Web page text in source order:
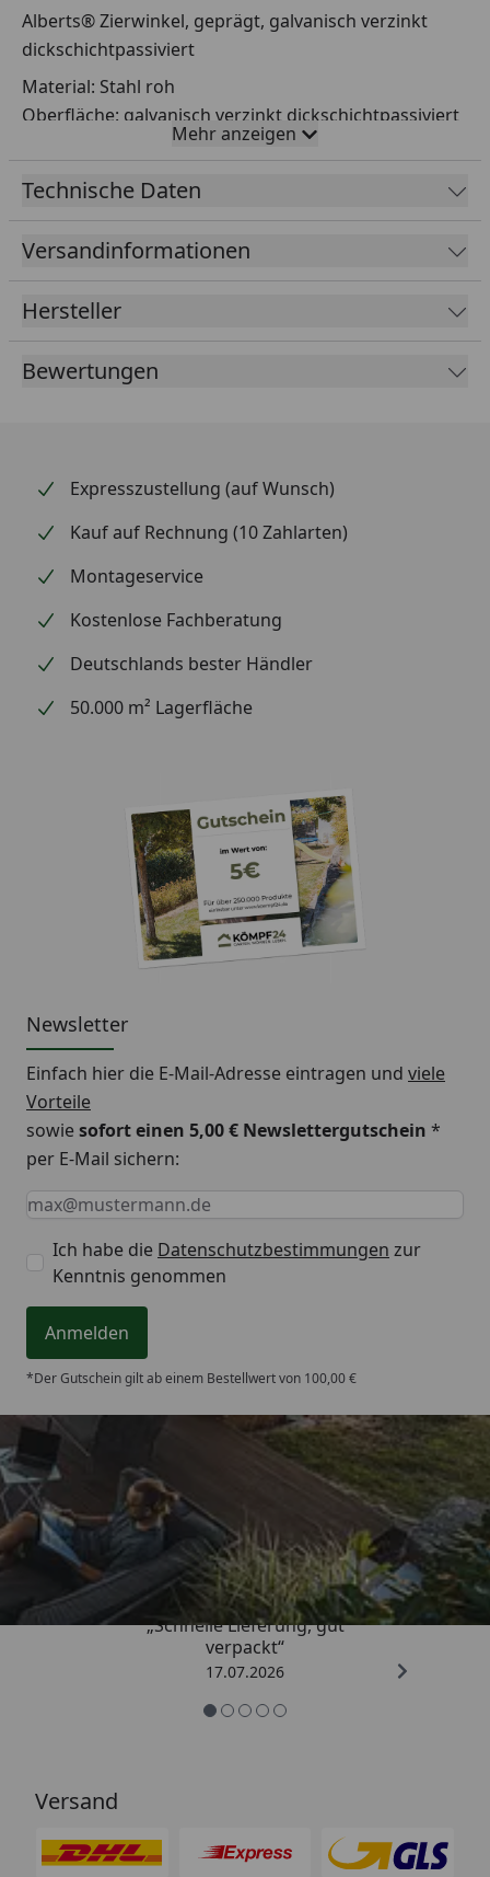
Alberts® Zierwinkel, geprägt, galvanisch verzinkt
dickschichtpassiviert
Material: Stahl roh
Oberfläche: galvanisch verzinkt dickschichtpassiviert
Breite: 20 mm
Materialstärke: 1,00 mm
Anzahl Löcher: 4
Loch: ⌀5,3 mm gesenkt
Mehr anzeigen
Technische Daten
Versandinformationen
Hersteller
Bewertungen
Expresszustellung (auf Wunsch)
Kauf auf Rechnung (10 Zahlarten)
Montageservice
Kostenlose Fachberatung
Deutschlands bester Händler
50.000 m² Lagerfläche
Newsletter
Einfach hier die E-Mail-Adresse eintragen und viele
Vorteile
sowiesofort einen 5,00 € Newslettergutschein *
per E-Mail sichern:
Keine Eingabe erforderlich
Eingabe erforderlich
E-Mail *
Ich habe die Datenschutzbestimmungen zur
Kenntnis genommen
Anmelden
*Der Gutschein gilt ab einem Bestellwert von 100,00 €
Trusted Shops
4,65/ 5
„Schnelle Lieferung, gut
verpackt“
17.07.2026
Versand